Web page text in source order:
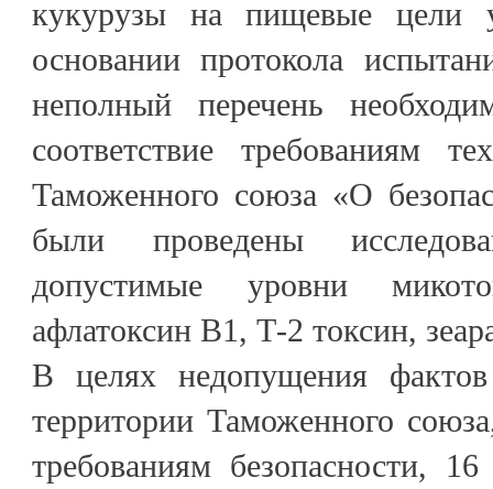
кукурузы на пищевые цели
основании протокола
неполный перечень
соответствие требованиям
Таможенного союза «О
были проведены
допустимые уровни
афлатоксин В1, Т-2 токсин,
В целях недопущения
территории Таможенного
требованиям безопасности,